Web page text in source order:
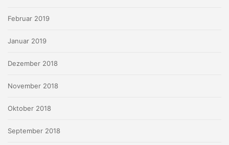
Februar 2019
Januar 2019
Dezember 2018
November 2018
Oktober 2018
September 2018